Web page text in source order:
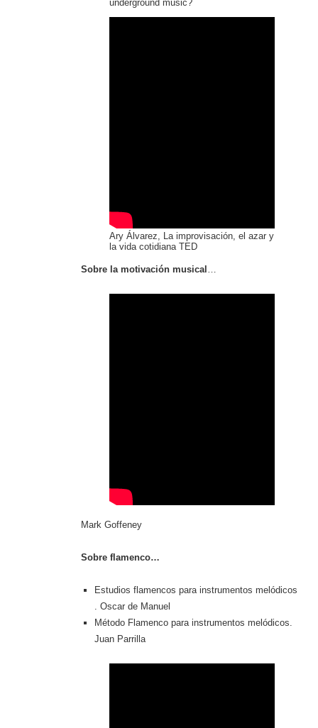
underground music?
Ary Álvarez, La improvisación, el azar y
la vida cotidiana TED
Sobre la motivación musical …
Mark Goffeney
Sobre flamenco…
Estudios flamencos para instrumentos melódicos
. Oscar de Manuel
Método Flamenco para instrumentos melódicos.
Juan Parrilla